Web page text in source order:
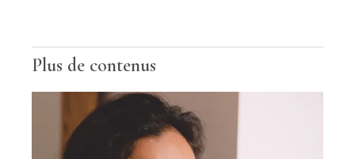
Plus de contenus